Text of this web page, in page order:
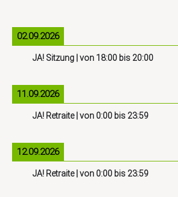
02.09.2026
JA! Sitzung | von 18:00 bis 20:00
11.09.2026
JA! Retraite| von 0:00 bis 23:59
12.09.2026
JA! Retraite| von 0:00 bis 23:59